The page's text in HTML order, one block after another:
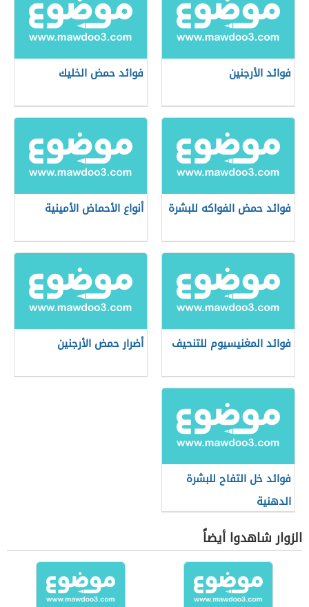
فوائد الأرجنين فوائد حمض الخليك
فوائد حمض الفواكه للبشرة أنواع الأحماض الأمينية
فوائد المغنيسيوم للتنحيف أضرار حمض الأرجنين
فوائد خل التفاح للبشرة
الدهنية
الزوار شاهدوا أيضاً